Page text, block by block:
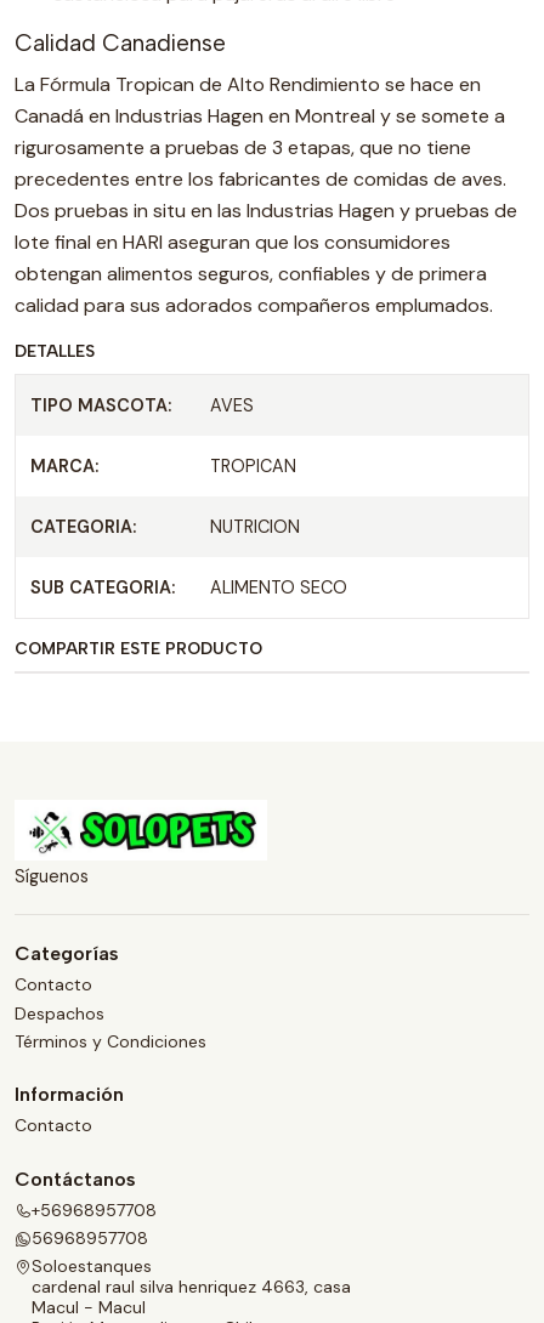
Calidad Canadiense
La Fórmula Tropican de Alto Rendimiento se hace en
Canadá en Industrias Hagen en Montreal y se somete a
rigurosamente a pruebas de 3 etapas, que no tiene
precedentes entre los fabricantes de comidas de aves.
Dos pruebas in situ en las Industrias Hagen y pruebas de
lote final en HARI aseguran que los consumidores
obtengan alimentos seguros, confiables y de primera
calidad para sus adorados compañeros emplumados.
DETALLES
TIPO MASCOTA: AVES
MARCA: TROPICAN
CATEGORIA: NUTRICION
SUB CATEGORIA: ALIMENTO SECO
COMPARTIR ESTE PRODUCTO
Síguenos
Categorías
Contacto
Despachos
Términos y Condiciones
Información
Contacto
Contáctanos
+56968957708
56968957708
Soloestanques
cardenal raul silva henriquez 4663, casa
Macul - Macul